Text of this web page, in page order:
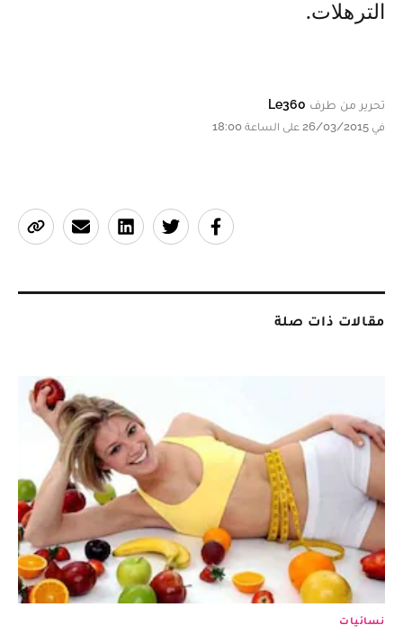
الترهلات.
تحرير من طرف Le360
في 26/03/2015 على الساعة 18:00
مقالات ذات صلة
نسائيات